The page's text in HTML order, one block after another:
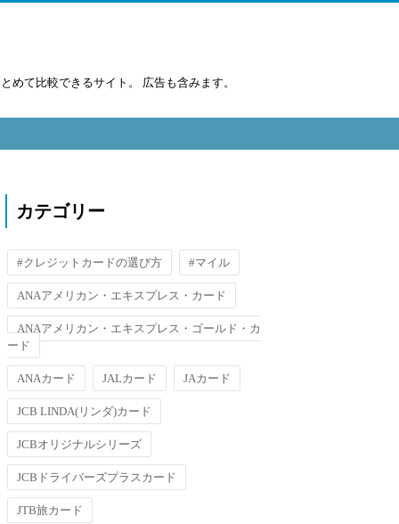
て比較できるサイト。 広告も含みます。
カテゴリー
#クレジットカードの選び方 #マイル
ANAアメリカン・エキスプレス・カード
ANAアメリカン・エキスプレス・ゴールド・カ
ード
ANAカード JALカード JAカード
JCB LINDA(リンダ)カード
JCBオリジナルシリーズ
JCBドライバーズプラスカード
JTB旅カード